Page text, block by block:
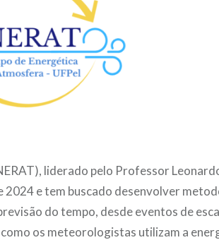
liderado pelo Professor
e tem buscado desenvolver
do tempo, desde eventos de
os meteorologistas utilizam a